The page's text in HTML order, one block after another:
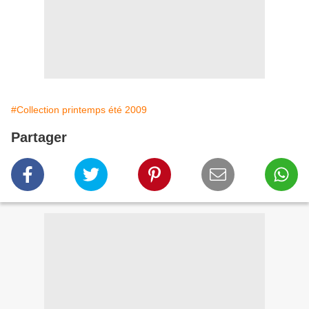
#Collection printemps été 2009
Partager